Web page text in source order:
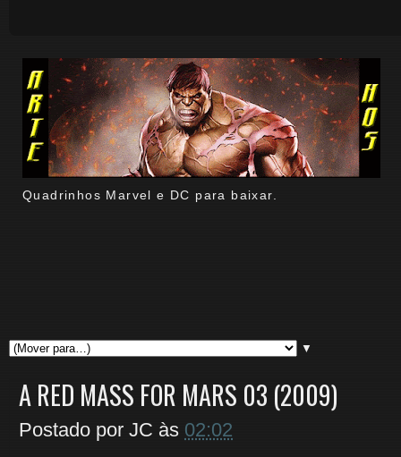
Quadrinhos Marvel e DC para baixar.
▼
A RED MASS FOR MARS 03 (2009)
Postado por JC às 02:02